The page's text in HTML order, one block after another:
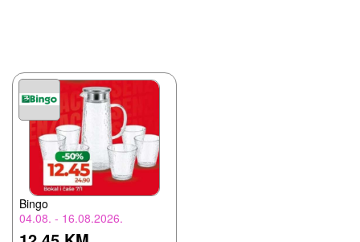
Bingo
04.08. - 16.08.2026.